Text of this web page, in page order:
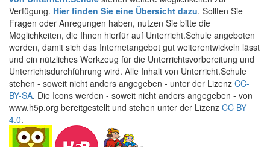
Verfügung. Hier finden Sie eine Übersicht dazu. Sollten Sie
Fragen oder Anregungen haben, nutzen Sie bitte die
Möglichkeiten, die Ihnen hierfür auf Unterricht.Schule angeboten
werden, damit sich das Internetangebot gut weiterentwickeln lässt
und ein nützliches Werkzeug für die Unterrichtsvorbereitung und
Unterrichtsdurchführung wird. Alle Inhalt von Unterricht.Schule
stehen - soweit nicht anders angegeben - unter der Lizenz CC-
BY-SA. Die Icons werden - soweit nicht anders angegeben - von
www.h5p.org bereitgestellt und stehen unter der Lizenz CC BY
4.0.